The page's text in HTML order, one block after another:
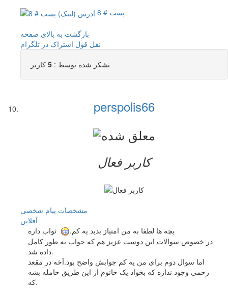
پست # 8
بازگشت به بالای صفحه
نقل قول اشتراک در تلگرام
تشکر شده توسط : 5 کاربر
perspolis66
کاربر فعال
مشخصات پیام شخصی
آفلاين
بچه ها لطفا به من امتیاز بدید یه کم.
ثواب داره
در خصوص سوالات این دوست عزیز هم که جواب به طور کامل
داده شد.
اما سوال دوم برای من یه کم جوابش واضح بود.آخه در مقعد
رحمی وجود نداره که بخواد یک خانوم از این طریق حامله بشه
که.